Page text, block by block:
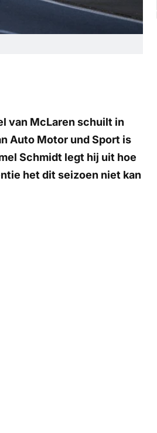
van McLaren schuilt in
Auto Motor und Sport is
Schmidt legt hij uit hoe
het dit seizoen niet kan